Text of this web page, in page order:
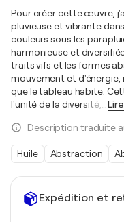
Expédition et
Pour créer cette œuvre,
pluvieuse et vibrante
couleurs sous les
harmonieuse et
traits vifs et les formes
mouvement et d'énergie,
que le tableau habite.
l'unité de la diversité,
Description traduite
Huile Abstraction